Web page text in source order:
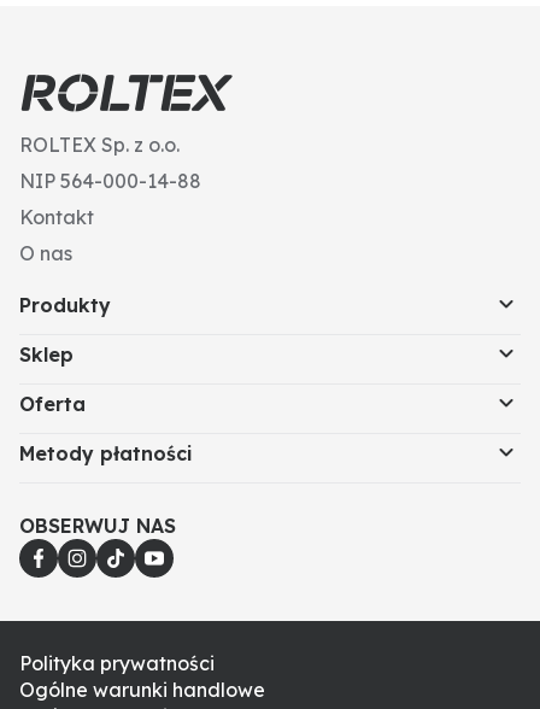
ROLTEX Sp. z o.o.
NIP 564-000-14-88
Kontakt
O nas
Produkty
Sklep
Oferta
Metody płatności
OBSERWUJ NAS
Polityka prywatności
Ogólne warunki handlowe